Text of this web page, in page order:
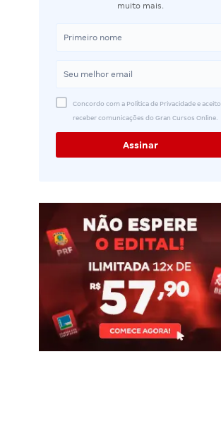
muito mais.
Concordo com a Política de Privacidade e aceito
receber comunicações do Gran Cursos Online.